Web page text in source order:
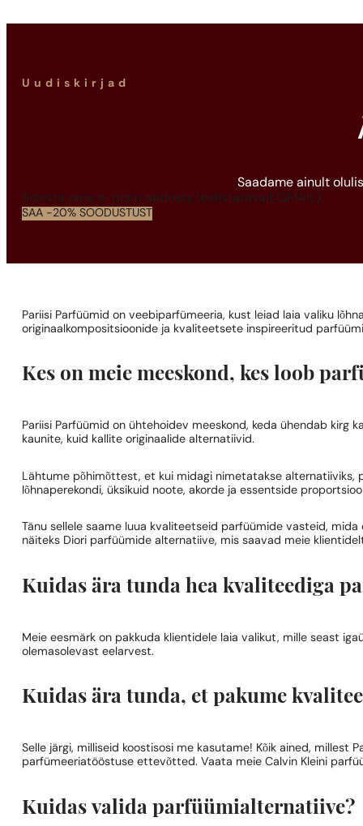
Uudiskirjad
Saadame ainult
Section
SAA -20% SOODUSTUST
Pariisi Parfüümid on veebiparfümeeria, kust leiad laia valiku
originaalkompositsioonide ja kvaliteetsete inspireeritud
Kes on meie meeskond, kes loob
Pariisi Parfüümid on ühtehoidev meeskond, keda ühendab kirg
kaunite, kuid kallite originaalide alternatiivid.
Lähtume põhimõttest, et kui midagi nimetatakse
lõhnaperekondi, üksikuid noote, akorde ja essentside
Tänu sellele saame luua kvaliteetseid parfüümide vasteid,
näiteks Diori parfüümide alternatiive, mis saavad meie
Kuidas ära tunda hea kvaliteediga
Meie eesmärk on pakkuda klientidele laia valikut, mille seast
olemasolevast eelarvest.
Kuidas ära tunda, et pakume
Selle järgi, milliseid koostisosi me kasutame! Kõik ained,
parfümeeriatööstuse ettevõtted. Vaata meie Calvin Kleini
Kuidas valida parfüümialternatiive?